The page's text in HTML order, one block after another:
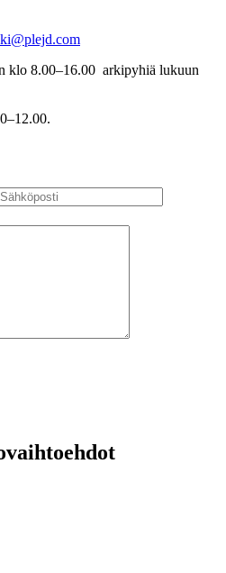
klo 8.00–16.00 arkipyhiä lukuun